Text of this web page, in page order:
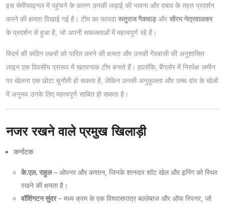
इस सेमीफाइनल में पहुंचने के कारण उनकी लड़ाई की भावना और दबाव के तहत प्रदर्शन
करने की क्षमता दिखाई गई है। टीम का फायदा रूतुराज गैकवाड़और सौरभ नेत्रवालकर
के प्रदर्शन से हुआ है, जो अपनी सफलताओं में महत्वपूर्ण रहे हैं।
विदर्भ की कठिन लक्ष्यों को पारित करने की क्षमता और उनकी गेंदबाजी की अनुशासित
लाइन एक दिवसीय प्रारूप में खतरनाक टीम बनाते हैं। हालांकि, बैंगलोर में निरपेक्ष जमीन
पर खेलना एक छोटा चुनौती हो सकता है, लेकिन उनकी अनुकूलता और उच्च दांव के खेलों
में अनुभव उनके लिए महत्वपूर्ण साबित हो सकता है।
नजर रखने वाले प्रमुख खिलाड़ी
कर्नाटक
के.एल. राहुल– ओपनर और कप्तान, जिनके शानदार शॉट खेल और इनिंग को स्थिर
रखने की क्षमता है।
वॉशिंगटन सुंदर– मध्य क्रम के एक विश्वासपात्र बल्लेबाज और ऑफ स्पिनर, जो